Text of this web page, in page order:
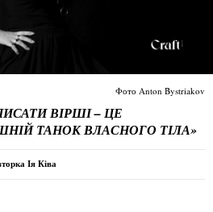
ВІРШІ – ЦЕ
ТАНОК ВЛАСНОГО ТІЛА»
Фото Anton Bystriakov
Ія Ківа